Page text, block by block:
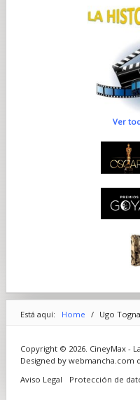
Ver
Está aquí: Home / Ugo
Copyright © 2026. CineyMax -
Designed by webmancha.com
Aviso Legal
Protección de